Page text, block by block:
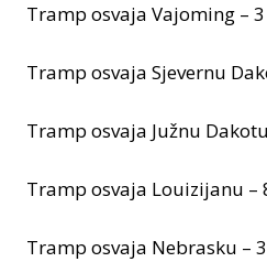
Tramp osvaja Vajoming –
Tramp osvaja Sjevernu
Tramp osvaja Južnu
Tramp osvaja Louizijanu –
Tramp osvaja Nebrasku –